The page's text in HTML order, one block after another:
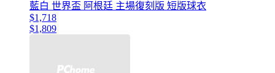
藍白 世界盃 阿根廷 主場復刻版 短版球衣
$1,718
$1,809